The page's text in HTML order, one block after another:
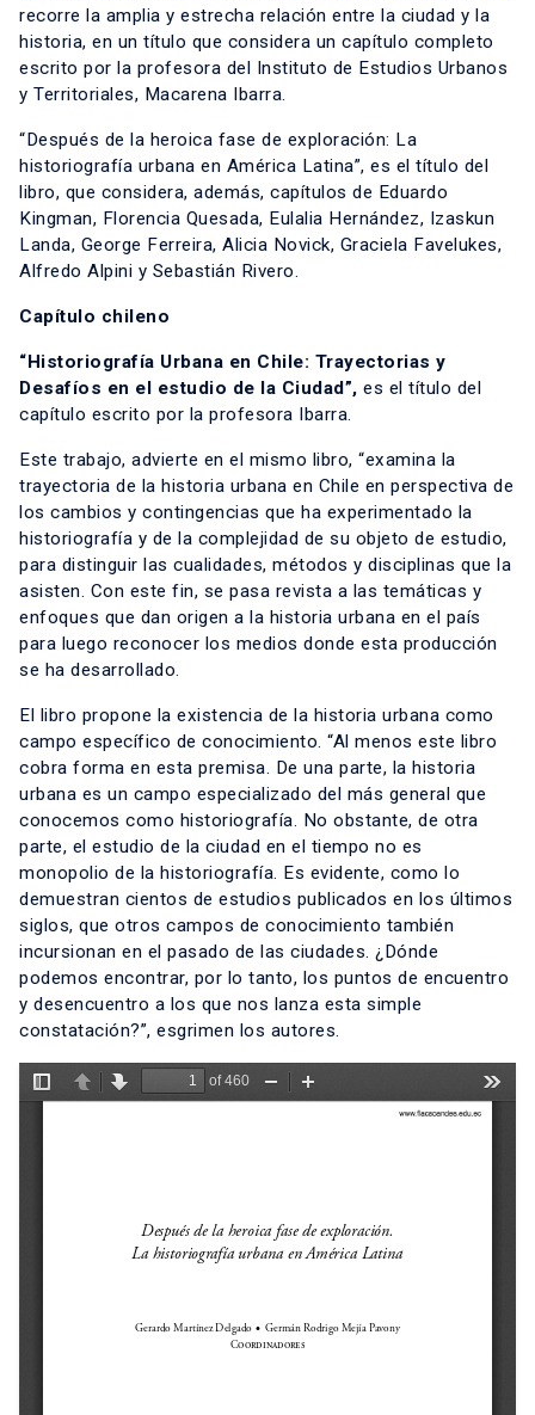
recorre la amplia y estrecha relación entre la ciudad y la
historia, en un título que considera un capítulo completo
escrito por la profesora del Instituto de Estudios Urbanos
y Territoriales, Macarena Ibarra.
“Después de la heroica fase de exploración: La
historiografía urbana en América Latina”, es el título del
libro, que considera, además, capítulos de Eduardo
Kingman, Florencia Quesada, Eulalia Hernández, Izaskun
Landa, George Ferreira, Alicia Novick, Graciela Favelukes,
Alfredo Alpini y Sebastián Rivero.
Capítulo chileno
“Historiografía Urbana en Chile: Trayectorias y
Desafíos en el estudio de la Ciudad”, es el título del
capítulo escrito por la profesora Ibarra.
Este trabajo, advierte en el mismo libro, “examina la
trayectoria de la historia urbana en Chile en perspectiva de
los cambios y contingencias que ha experimentado la
historiografía y de la complejidad de su objeto de estudio,
para distinguir las cualidades, métodos y disciplinas que la
asisten. Con este fin, se pasa revista a las temáticas y
enfoques que dan origen a la historia urbana en el país
para luego reconocer los medios donde esta producción
se ha desarrollado.
El libro propone la existencia de la historia urbana como
campo específico de conocimiento. “Al menos este libro
cobra forma en esta premisa. De una parte, la historia
urbana es un campo especializado del más general que
conocemos como historiografía. No obstante, de otra
parte, el estudio de la ciudad en el tiempo no es
monopolio de la historiografía. Es evidente, como lo
demuestran cientos de estudios publicados en los últimos
siglos, que otros campos de conocimiento también
incursionan en el pasado de las ciudades. ¿Dónde
podemos encontrar, por lo tanto, los puntos de encuentro
y desencuentro a los que nos lanza esta simple
constatación?”, esgrimen los autores.